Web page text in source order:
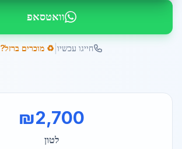
וואטסאפ
חייגו עכשיו ♻️ מוכרים ברזל?
₪2,700
לטון